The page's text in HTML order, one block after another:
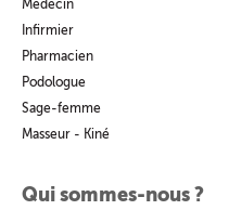
Médecin
Infirmier
Pharmacien
Podologue
Sage-femme
Masseur - Kiné
Qui sommes-nous ?